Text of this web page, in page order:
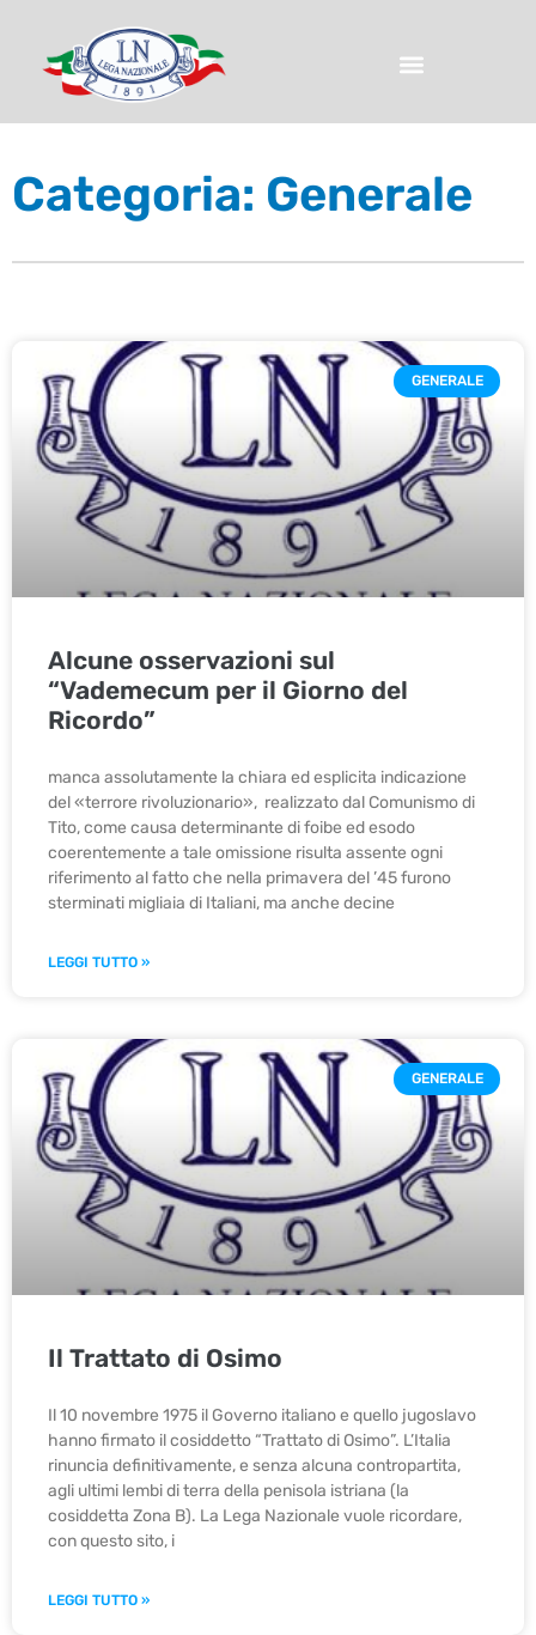
Categoria: Generale
GENERALE
Alcune osservazioni sul
“Vademecum per il Giorno del
Ricordo”
manca assolutamente la chiara ed esplicita indicazione
del «terrore rivoluzionario», realizzato dal Comunismo di
Tito, come causa determinante di foibe ed esodo
coerentemente a tale omissione risulta assente ogni
riferimento al fatto che nella primavera del ’45 furono
sterminati migliaia di Italiani, ma anche decine
LEGGI TUTTO »
GENERALE
Il Trattato di Osimo
Il 10 novembre 1975 il Governo italiano e quello jugoslavo
hanno firmato il cosiddetto “Trattato di Osimo”. L’Italia
rinuncia definitivamente, e senza alcuna contropartita,
agli ultimi lembi di terra della penisola istriana (la
cosiddetta Zona B). La Lega Nazionale vuole ricordare,
con questo sito, i
LEGGI TUTTO »